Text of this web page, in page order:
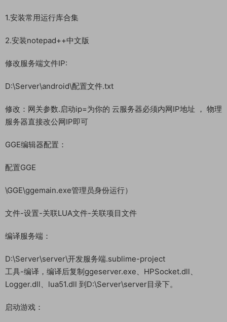
1.安装常用运行库合集
2.安装notepad++中文版
修改服务端文件IP:
D:\Server\android\配置文件.txt
修改：网关参数.启动ip=为你的 云服务器必须内网IP地址 ， 物理
服务器直接改公网IP即可
GGE编辑器配置：
配置GGE
\GGE\ggemain.exe管理员身份运行）
文件-设置-关联LUA文件-关联项目文件
编译服务端：
D:\Server\server\开发服务端.sublime-project
工具-编译，编译后复制ggeserver.exe、HPSocket.dll、
Logger.dll、lua51.dll 到D:\Server\server目录下。
启动游戏：